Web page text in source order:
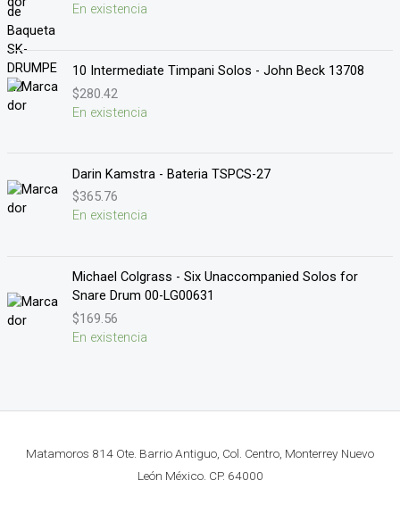
En existencia
10 Intermediate Timpani Solos - John Beck 13708
$280.42
En existencia
Darin Kamstra - Bateria TSPCS-27
$365.76
En existencia
Michael Colgrass - Six Unaccompanied Solos for
Snare Drum 00-LG00631
$169.56
En existencia
Matamoros 814 Ote. Barrio Antiguo, Col. Centro, Monterrey Nuevo
León México. CP. 64000